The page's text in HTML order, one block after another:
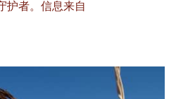
护者。信息来自